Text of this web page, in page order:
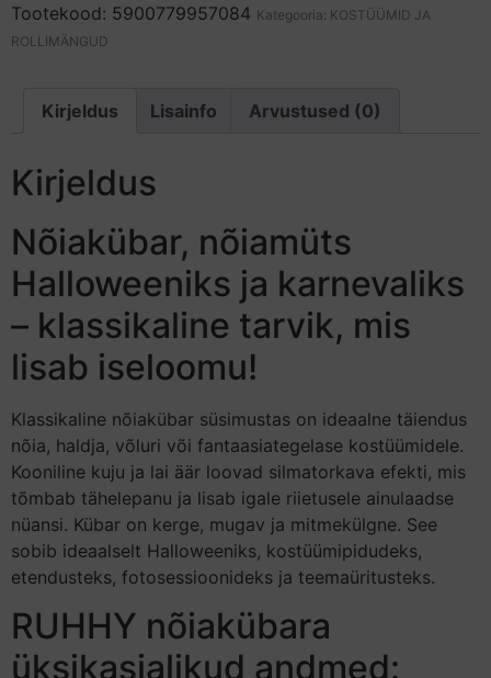
Tootekood: 5900779957084 Kategooria: KOSTÜÜMID JA
ROLLIMÄNGUD
Kirjeldus Lisainfo Arvustused (0)
Kirjeldus
Nõiakübar, nõiamüts
Halloweeniks ja karnevaliks
– klassikaline tarvik, mis
lisab iseloomu!
Klassikaline nõiakübar süsimustas on ideaalne täiendus
nõia, haldja, võluri või fantaasiategelase kostüümidele.
Kooniline kuju ja lai äär loovad silmatorkava efekti, mis
tõmbab tähelepanu ja lisab igale riietusele ainulaadse
nüansi. Kübar on kerge, mugav ja mitmekülgne. See
sobib ideaalselt Halloweeniks, kostüümipidudeks,
etendusteks, fotosessioonideks ja teemaüritusteks.
RUHHY nõiakübara
üksikasjalikud andmed: